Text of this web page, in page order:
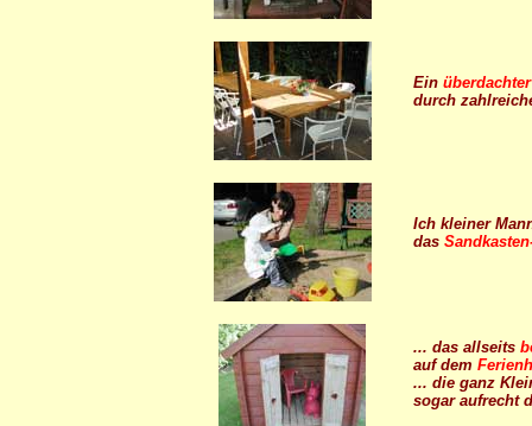
Ein
durch
Ich kleiner
das
... das allseits
auf dem
... die ganz
sogar aufrecht